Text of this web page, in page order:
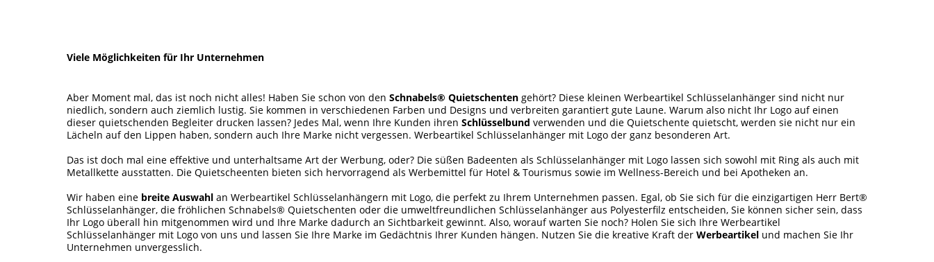
Viele Möglichkeiten für Ihr Unternehmen
Aber Moment mal, das ist noch nicht alles! Haben Sie schon von den Schnabels® Quietschentengehört? Diese kleinen Werbeartikel Schlüsselanhänger sind nicht nur
niedlich, sondern auch ziemlich lustig. Sie kommen in verschiedenen Farben und Designs und verbreiten garantiert gute Laune. Warum also nicht Ihr Logo auf einen
dieser quietschenden Begleiter drucken lassen? Jedes Mal, wenn Ihre Kunden ihren Schlüsselbund verwenden und die Quietschente quietscht, werden sie nicht nur ein
Lächeln auf den Lippen haben, sondern auch Ihre Marke nicht vergessen. Werbeartikel Schlüsselanhänger mit Logo der ganz besonderen Art.
Das ist doch mal eine effektive und unterhaltsame Art der Werbung, oder? Die süßen Badeenten als Schlüsselanhänger mit Logo lassen sich sowohl mit Ring als auch mit
Metallkette ausstatten. Die Quietscheenten bieten sich hervorragend als Werbemittel für Hotel & Tourismus sowie im Wellness-Bereich und bei Apotheken an.
Wir haben eine breite Auswahlan Werbeartikel Schlüsselanhängern mit Logo, die perfekt zu Ihrem Unternehmen passen. Egal, ob Sie sich für die einzigartigen Herr Bert®
Schlüsselanhänger, die fröhlichen Schnabels® Quietschenten oder die umweltfreundlichen Schlüsselanhänger aus Polyesterfilz entscheiden, Sie können sicher sein, dass
Ihr Logo überall hin mitgenommen wird und Ihre Marke dadurch an Sichtbarkeit gewinnt. Also, worauf warten Sie noch? Holen Sie sich Ihre Werbeartikel
Schlüsselanhänger mit Logo von uns und lassen Sie Ihre Marke im Gedächtnis Ihrer Kunden hängen. Nutzen Sie die kreative Kraft der Werbeartikelund machen Sie Ihr
Unternehmen unvergesslich.